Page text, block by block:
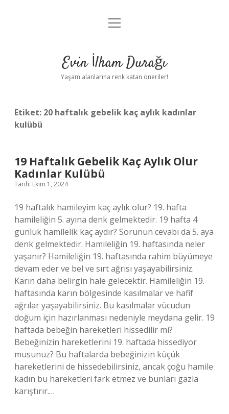
Anasayfa
Yasal Uyarı
menüyü
Evin İlham Durağı
Yaşam alanlarına renk katan öneriler!
Etiket: 20 haftalık gebelik kaç aylık kadınlar
kulübü
19 Haftalık Gebelik Kaç Aylık Olur
Kadınlar Kulübü
Tarih: Ekim 1, 2024
19 haftalık hamileyim kaç aylık olur? 19. hafta
hamileliğin 5. ayına denk gelmektedir. 19 hafta 4
günlük hamilelik kaç aydır? Sorunun cevabı da 5. aya
denk gelmektedir. Hamileliğin 19. haftasında neler
yaşanır? Hamileliğin 19. haftasında rahim büyümeye
devam eder ve bel ve sırt ağrısı yaşayabilirsiniz.
Karın daha belirgin hale gelecektir. Hamileliğin 19.
haftasında karın bölgesinde kasılmalar ve hafif
ağrılar yaşayabilirsiniz. Bu kasılmalar vücudun
doğum için hazırlanması nedeniyle meydana gelir. 19
haftada bebeğin hareketleri hissedilir mi?
Bebeğinizin hareketlerini 19. haftada hissediyor
musunuz? Bu haftalarda bebeğinizin küçük
hareketlerini de hissedebilirsiniz, ancak çoğu hamile
kadın bu hareketleri fark etmez ve bunları gazla
karıştırır.…